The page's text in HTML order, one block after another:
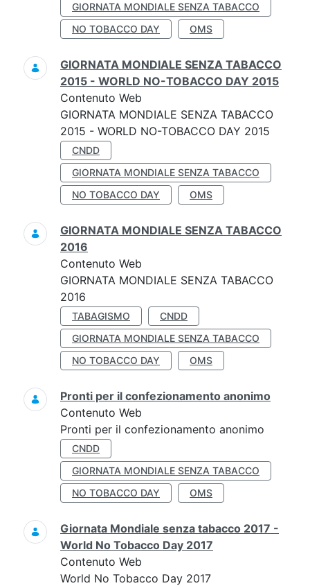
GIORNATA MONDIALE SENZA TABACCO
NO TOBACCO DAY
OMS
GIORNATA MONDIALE SENZA TABACCO
2015 - WORLD NO-TOBACCO DAY 2015
Contenuto Web
GIORNATA MONDIALE SENZA TABACCO
2015 - WORLD NO-TOBACCO DAY 2015
CNDD
GIORNATA MONDIALE SENZA TABACCO
NO TOBACCO DAY
OMS
GIORNATA MONDIALE SENZA TABACCO
2016
Contenuto Web
GIORNATA MONDIALE SENZA TABACCO
2016
TABAGISMO
CNDD
GIORNATA MONDIALE SENZA TABACCO
NO TOBACCO DAY
OMS
Pronti per il confezionamento anonimo
Contenuto Web
Pronti per il confezionamento anonimo
CNDD
GIORNATA MONDIALE SENZA TABACCO
NO TOBACCO DAY
OMS
Giornata Mondiale senza tabacco 2017 -
World No Tobacco Day 2017
Contenuto Web
World No Tobacco Day 2017